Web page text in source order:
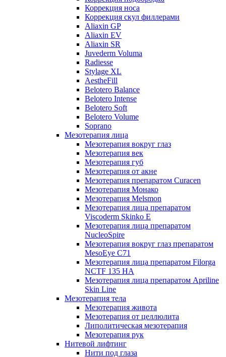
Коррекция носа
Коррекция скул филлерами
Aliaxin GP
Aliaxin EV
Aliaxin SR
Juvederm Voluma
Radiesse
Stylage XL
AestheFill
Belotero Balance
Belotero Intense
Belotero Soft
Belotero Volume
Soprano
Мезотерапия лица
Мезотерапия вокруг глаз
Мезотерапия век
Мезотерапия губ
Мезотерапия от акне
Мезотерапия препаратом Curacen
Мезотерапия Монако
Мезотерапия Melsmon
Мезотерапия лица препаратом
Viscoderm Skinko E
Мезотерапия лица препаратом
NucleoSpire
Мезотерапия вокруг глаз препаратом
MesoEye С71
Мезотерапия лица препаратом Filorga
NCTF 135 HA
Мезотерапия лица препаратом Apriline
Skin Line
Мезотерапия тела
Мезотерапия живота
Мезотерапия от целлюлита
Липолитическая мезотерапия
Мезотерапия рук
Нитевой лифтинг
Нити под глаза